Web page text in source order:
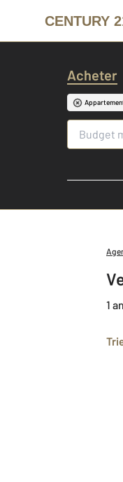
CENTURY
Acheter
1